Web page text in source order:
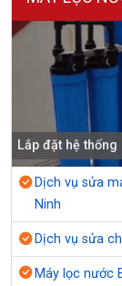
Lắp đặt hệ
Dịch vụ sửa
Ninh
Dịch vụ sửa
Máy lọc nước